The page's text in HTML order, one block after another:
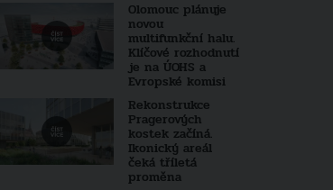
Olomouc plánuje
novou
multifunkční halu.
Klíčové rozhodnutí
je na ÚOHS a
Evropské komisi
Rekonstrukce
Pragerových
kostek začíná.
Ikonický areál
čeká tříletá
proměna